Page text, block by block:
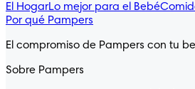
El HogarLo mejor para el Bebé
Por qué Pampers
El compromiso de Pampers con tu
Sobre Pampers